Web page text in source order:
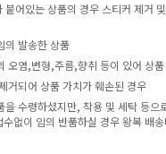
붙어있는 상품의 경우 스티커 제거
의 발송한 상품
오염,변형,주름,향취 등이 있어 상
거되어 상품 가치가 훼손된 경우
을 수령하셨지만, 착용 및 세탁 등으
없이 임의 반품하실 경우 왕복 배